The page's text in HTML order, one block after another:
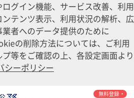
グイン機能、サービス改善、利用
テンツ表示、利用状況の解析、広
者へのデータ提供のために
の削除方法については、ご利用
等をご確認の上、各設定画面より
シーポリシー
無料登録